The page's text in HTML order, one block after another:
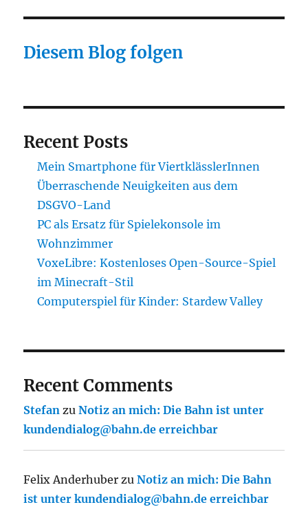
Diesem Blog folgen
Recent Posts
Mein Smartphone für ViertklässlerInnen
Überraschende Neuigkeiten aus dem
DSGVO-Land
PC als Ersatz für Spielekonsole im
Wohnzimmer
VoxeLibre: Kostenloses Open-Source-Spiel
im Minecraft-Stil
Computerspiel für Kinder: Stardew Valley
Recent Comments
Stefan zuNotiz an mich: Die Bahn ist unter
kundendialog@bahn.de erreichbar
Felix Anderhuber zuNotiz an mich: Die Bahn
ist unter kundendialog@bahn.de erreichbar